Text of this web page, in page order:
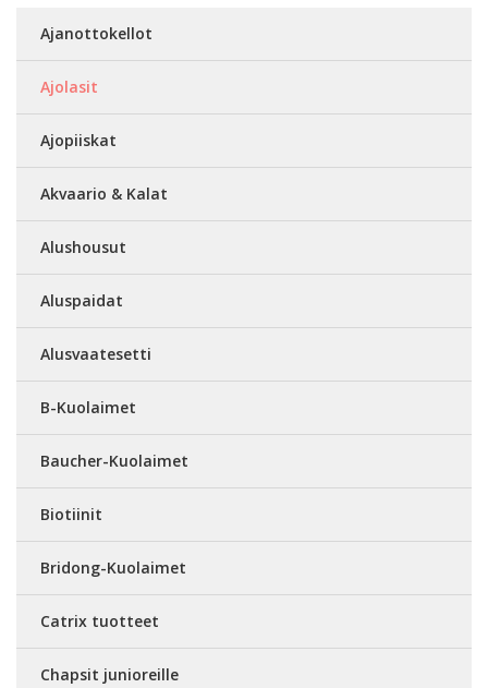
Ajanottokellot
Ajolasit
Ajopiiskat
Akvaario & Kalat
Alushousut
Aluspaidat
Alusvaatesetti
B-Kuolaimet
Baucher-Kuolaimet
Biotiinit
Bridong-Kuolaimet
Catrix tuotteet
Chapsit junioreille